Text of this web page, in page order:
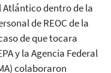
dentro de la
de REOC de la
de que tocara
y la Agencia Federal
colaboraron